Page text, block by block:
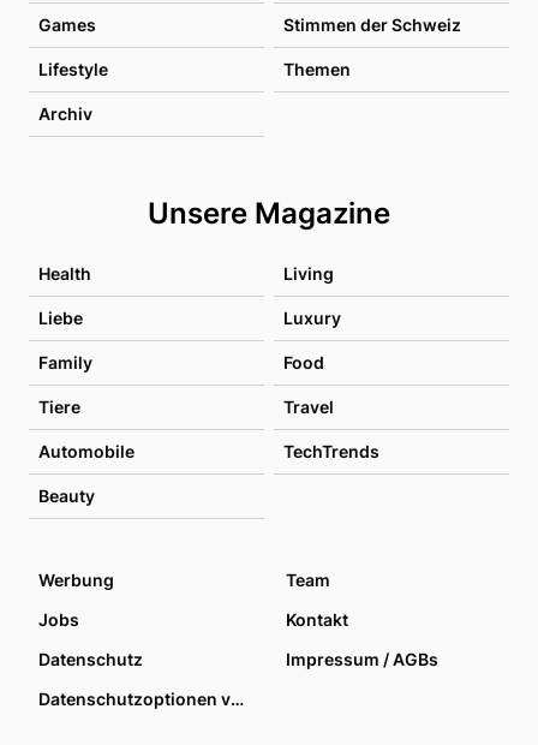
Games Stimmen der Schweiz
Lifestyle Themen
Archiv
Unsere Magazine
Health Living
Liebe Luxury
Family Food
Tiere Travel
Automobile TechTrends
Beauty
Werbung
Team
Jobs
Kontakt
Datenschutz
Impressum / AGBs
Datenschutzoptionen verwalten